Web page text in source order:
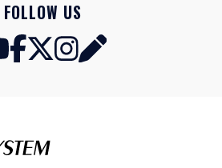
FOLLOW US